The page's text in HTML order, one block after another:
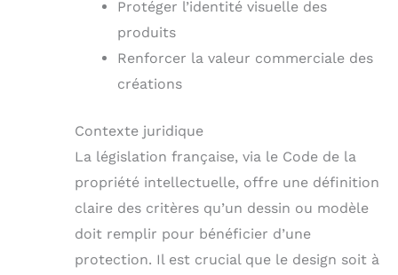
Protéger l’identité visuelle des
produits
Renforcer la valeur commerciale des
créations
Contexte juridique
La législation française, via le Code de la
propriété intellectuelle, offre une définition
claire des critères qu’un dessin ou modèle
doit remplir pour bénéficier d’une
protection. Il est crucial que le design soit à